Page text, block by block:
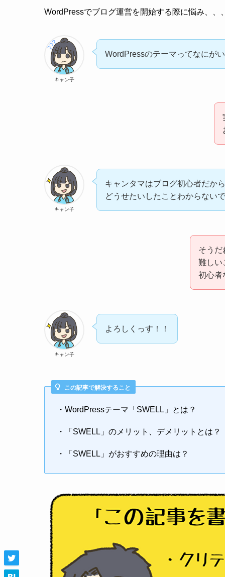
WordPressでブログ運営を開始する際に悩み、、
キャン子
WordPressのテーマってなにが
キャン子
キャンタマはブログ初心者だから
どうせたいしたことわからない
そうだ
難しい
初心者
キャン子
よろしくっす！！
この記事で解決すること
・WordPressテーマ「SWELL」とは？
・「SWELL」のメリット、デメリットとは？
・「SWELL」がおすすめの理由は？